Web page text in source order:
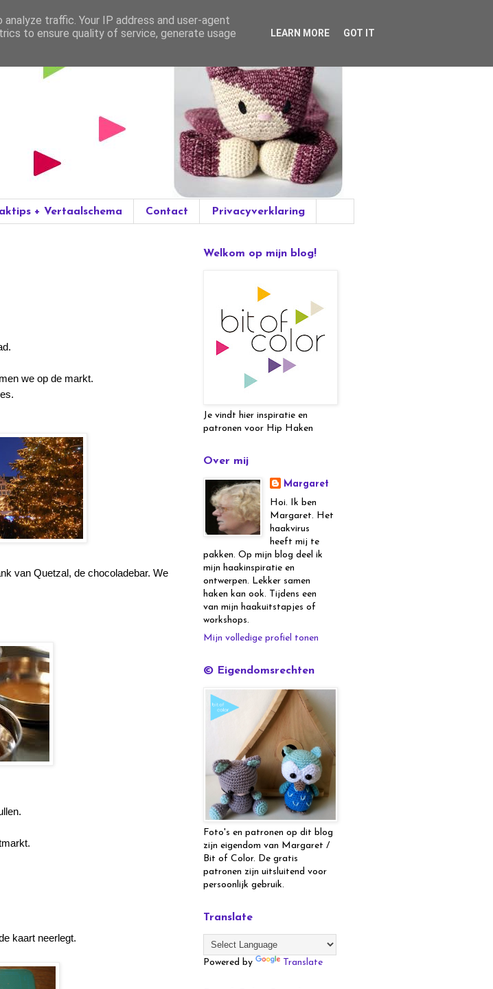
+ Vertaalschema Contact Privacyverklaring
we op de markt.
van Quetzal, de chocoladebar. We
kaart neerlegt.
Welkom op mijn blog!
Je vindt hier inspiratie en
patronen voor Hip Haken
Over mij
Margaret
Hoi. Ik ben
Margaret. Het
haakvirus
heeft mij te
pakken. Op mijn blog deel ik
mijn haakinspiratie en
ontwerpen. Lekker samen
haken kan ook. Tijdens een
van mijn haakuitstapjes of
workshops.
Mijn volledige profiel tonen
© Eigendomsrechten
Foto's en patronen op dit blog
zijn eigendom van Margaret /
Bit of Color. De gratis
patronen zijn uitsluitend voor
persoonlijk gebruik.
Translate
Powered by Translate
traffic. Your IP address and user-agent
to ensure quality of service, generate usage
LEARN MORE GOT IT